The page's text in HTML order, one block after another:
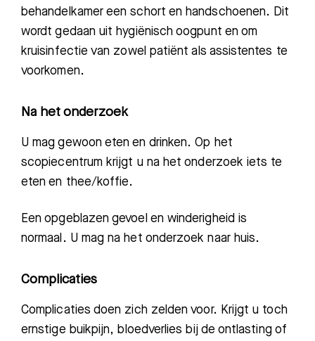
behandelkamer een schort en handschoenen. Dit
wordt gedaan uit hygiënisch oogpunt en om
kruisinfectie van zowel patiënt als assistentes te
voorkomen.
Na het onderzoek
U mag gewoon eten en drinken. Op het
scopiecentrum krijgt u na het onderzoek iets te
eten en thee/koffie.
Een opgeblazen gevoel en winderigheid is
normaal. U mag na het onderzoek naar huis.
Complicaties
Complicaties doen zich zelden voor. Krijgt u toch
ernstige buikpijn, bloedverlies bij de ontlasting of